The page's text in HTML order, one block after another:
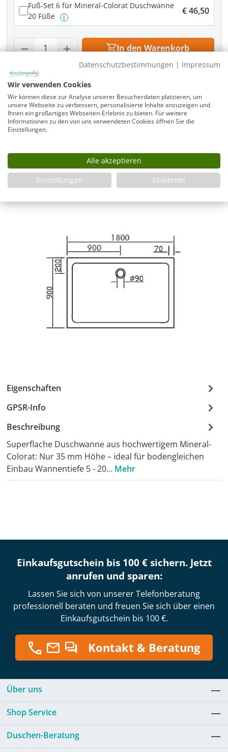
Fuß-Set 6 für Mineral-Colorat Duschwanne
20 Füße
i
€ 46,50
Produkt Anzahl: Gib den gewünschten
In den Warenkorb
Infos
Fragen zum Artikel
Planungshilfe
Montageanleitung
Montageanleitung_Duschwanne_Einbau
Eigenschaften
GPSR-Info
Beschreibung
Superflache Duschwanne aus hochwertigem Mineral-
Colorat: Nur 35 mm Höhe – ideal für bodengleichen
Einbau Wannentiefe 5 - 20… Mehr
Einkaufsgutschein bis 100 € sichern. Jetzt
anrufen und sparen:
Lassen Sie sich von unserer Telefonberatung
professionell beraten und freuen Sie sich über einen
Einkaufsgutschein bis 100 €.
Kontakt & Beratung
Über uns
Shop Service
Duschen-Beratung
Datenschutzbestimmungen | Impressum
Wir verwenden Cookies
Wir können diese zur Analyse unserer Besucherdaten platzieren, um
unsere Webseite zu verbessern, personalisierte Inhalte anzuzeigen und
Ihnen ein großartiges Webseiten-Erlebnis zu bieten. Für weitere
Informationen zu den von uns verwendeten Cookies öffnen Sie die
Einstellungen.
Alle akzeptieren
Einstellungen
Ablehnen